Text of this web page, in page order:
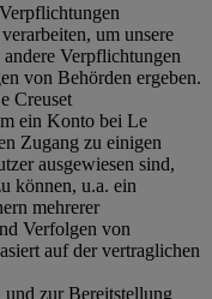
um unsere
Verpflichtungen
von Behörden ergeben.
Creuset
ein Konto bei Le
Zugang zu einigen
ausgewiesen sind,
können, u.a. ein
mehrerer
Verfolgen von
auf der vertraglichen
zur Bereitstellung